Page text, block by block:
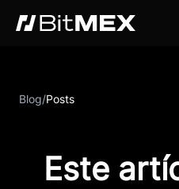
Blog/Posts
Este